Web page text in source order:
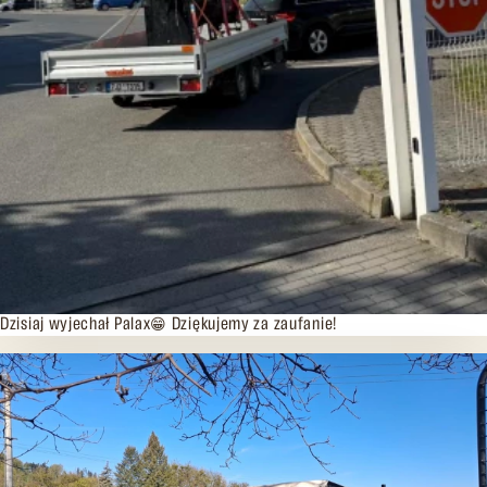
06.05.2026
Dzisiaj wyjechał Palax😁 Dziękujemy za zaufanie!